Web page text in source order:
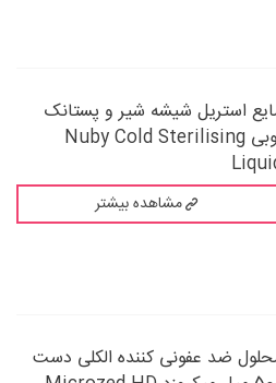
استریل شیشه شیر و پستانک
نوبی Nuby Cold Sterilising
مشاهده بیشتر
ضد عفونی کننده الکلی دست